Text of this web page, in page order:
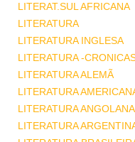
LITERAT.SUL AFRICANA
LITERATURA
LITERATURA INGLESA
LITERATURA -
LITERATURA ALEMÃ
LITERATURA
LITERATURA ANGOLANA
LITERATURA